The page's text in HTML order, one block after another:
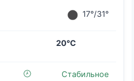
17°/31°
20°C
Стабильное